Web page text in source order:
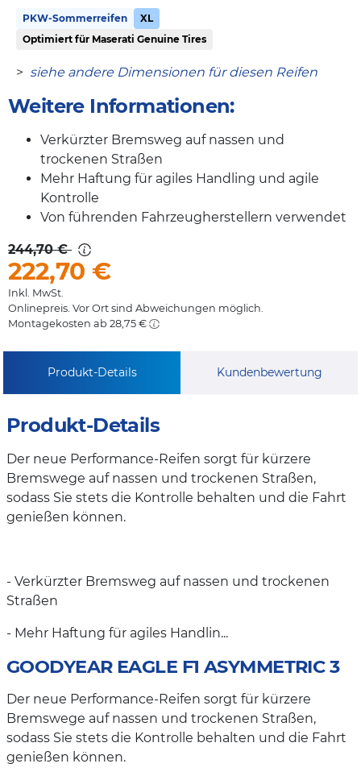
PKW-Sommerreifen
XL
Optimiert für Maserati Genuine Tires
> siehe andere Dimensionen für diesen Reifen
Weitere Informationen:
Verkürzter Bremsweg auf nassen und
trockenen Straßen
Mehr Haftung für agiles Handling und agile
Kontrolle
Von führenden Fahrzeugherstellern verwendet
244,70 €
222,70 €
Inkl. MwSt.
Onlinepreis. Vor Ort sind Abweichungen möglich.
Montagekosten ab 28,75 €
Produkt-Details Kundenbewertung
Produkt-Details
Der neue Performance-Reifen sorgt für kürzere
Bremswege auf nassen und trockenen Straßen,
sodass Sie stets die Kontrolle behalten und die Fahrt
genießen können.
- Verkürzter Bremsweg auf nassen und trockenen
Straßen
- Mehr Haftung für agiles Handlin...
GOODYEAR EAGLE F1 ASYMMETRIC 3
Der neue Performance-Reifen sorgt für kürzere
Bremswege auf nassen und trockenen Straßen,
sodass Sie stets die Kontrolle behalten und die Fahrt
genießen können.